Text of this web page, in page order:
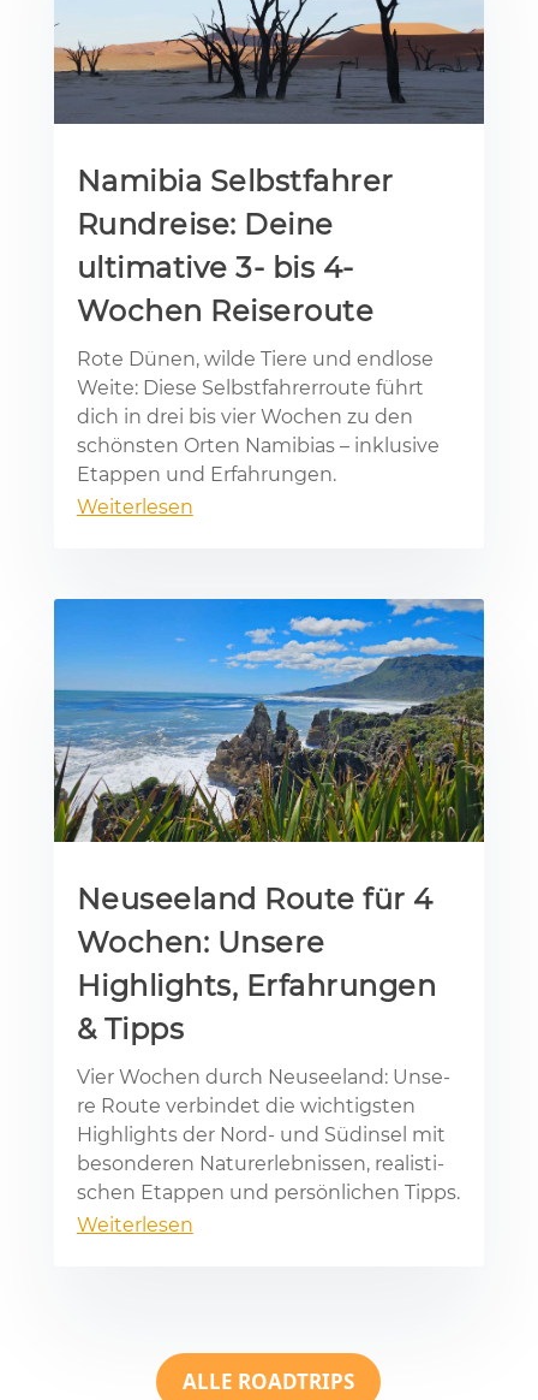
Namibia Selbstfahrer
Rundreise: Deine
ultimative 3- bis 4-
Wochen Reiseroute
Rote Dü­nen, wil­de Tie­re und end­lo­se
Wei­te: Die­se Selbst­fah­rer­rou­te führt
dich in drei bis vier Wo­chen zu den
schöns­ten Or­ten Na­mi­bi­as – in­klu­si­ve
Etap­pen und Er­fah­run­gen.
Weiterlesen
Neuseeland Route für 4
Wochen: Unsere
Highlights, Erfahrungen
& Tipps
Vier Wo­chen durch Neu­see­land: Un­se­
re Rou­te ver­bin­det die wich­tigs­ten
High­lights der Nord- und Süd­in­sel mit
be­son­de­ren Na­tur­er­leb­nis­sen, rea­lis­ti­
schen Etap­pen und per­sön­li­chen Tipps.
Weiterlesen
ALLE ROADTRIPS